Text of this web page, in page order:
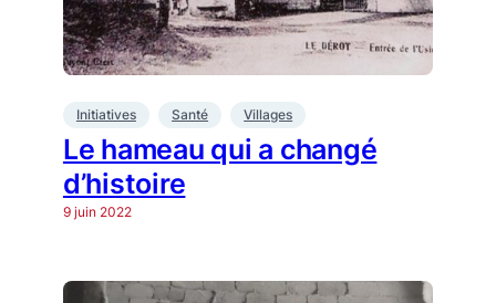
Initiatives Santé Villages
Le hameau qui a changé
d’histoire
9 juin 2022